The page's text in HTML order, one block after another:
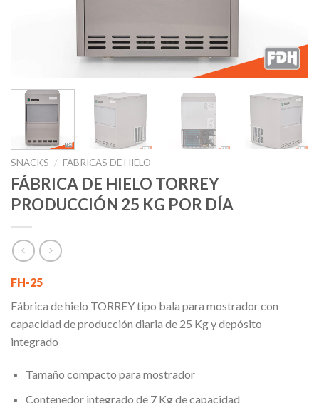
SNACKS / FÁBRICAS DE HIELO
FÁBRICA DE HIELO TORREY
PRODUCCIÓN 25 KG POR DÍA
FH-25
Fábrica de hielo TORREY tipo bala para mostrador con
capacidad de producción diaria de 25 Kg y depósito
integrado
Tamaño compacto para mostrador
Contenedor integrado de 7 Kg de capacidad